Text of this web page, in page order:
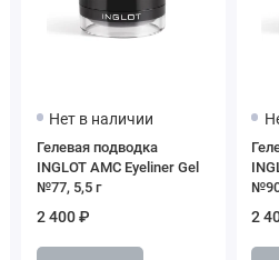
Нет в наличии
Гелевая подводка
INGLOT AMC Eyeliner Gel
№77, 5,5 г
2 400 ₽ 2